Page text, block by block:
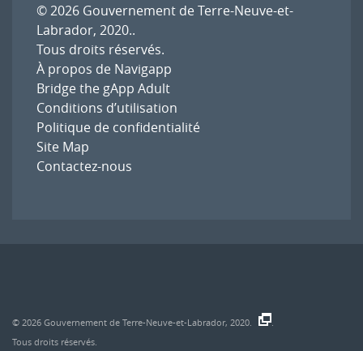
© 2026 Gouvernement de Terre-Neuve-et-
Labrador, 2020..
Tous droits réservés.
À propos de Navigapp
Bridge the gApp Adult
Conditions d’utilisation
Politique de confidentialité
Site Map
Contactez-nous
© 2026 Gouvernement de Terre-Neuve-et-Labrador, 2020.
Tous droits réservés.